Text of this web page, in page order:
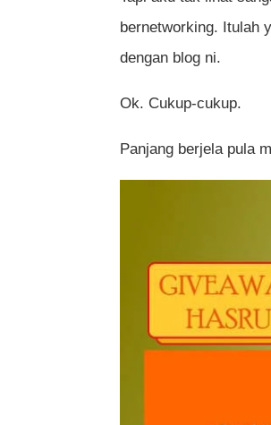
bernetworking. Itulah
dengan blog ni.
Ok. Cukup-cukup.
Panjang berjela pula